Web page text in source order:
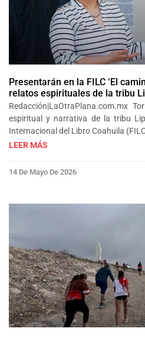
Presentarán en la FILC ‘El
relatos espirituales de la tribu
Redacción|LaOtraPlana.com.mx
espiritual y narrativa de la tribu
Internacional del Libro Coahuila
LEER MÁS
14 De Mayo De 2026